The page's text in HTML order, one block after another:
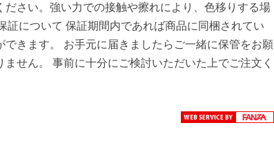
さい。強い力での接触や擦れにより、色移りする場
について 保証期間内であれば商品に同梱されてい
きます。 お手元に届きましたらご一緒に保管をお願
せん。 事前に十分にご検討いただいた上でご注文く